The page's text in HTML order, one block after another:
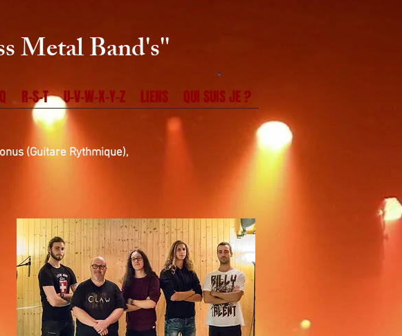
Metal Band's''
(Guitare Rythmique),
R-S-T U-V-W-X-Y-Z LIENS QUI SUIS JE ?